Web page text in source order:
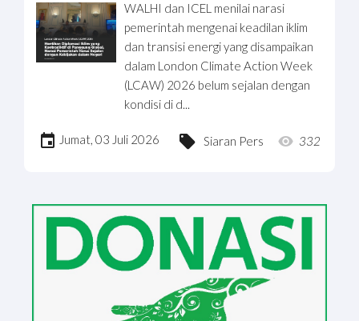
WALHI dan ICEL menilai narasi
pemerintah mengenai keadilan iklim
dan transisi energi yang disampaikan
dalam London Climate Action Week
(LCAW) 2026 belum sejalan dengan
kondisi di d...
Jumat, 03 Juli 2026 Siaran Pers 332